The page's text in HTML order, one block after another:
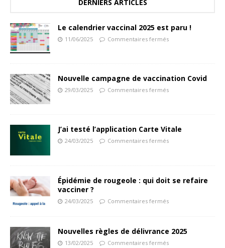
DERNIERS ARTICLES
Le calendrier vaccinal 2025 est paru !
11/06/2025 Commentaires fermés
Nouvelle campagne de vaccination Covid
29/03/2025 Commentaires fermés
J’ai testé l’application Carte Vitale
24/03/2025 Commentaires fermés
Épidémie de rougeole : qui doit se refaire
vacciner ?
24/03/2025 Commentaires fermés
Nouvelles règles de délivrance 2025
13/02/2025 Commentaires fermés